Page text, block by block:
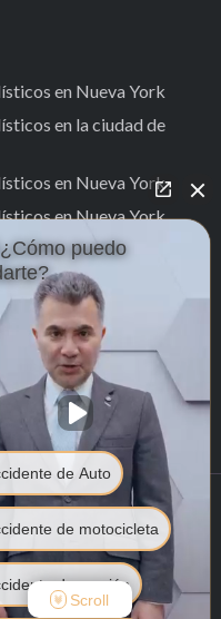
en Nueva York
en la ciudad de
en Nueva York
en Nueva York
en Nueva York.
en Nueva York
personales
de peatones
todos los derechos.
by Clectiq
fines informativos
debe interpretarse como
puedo
de Auto
de motocicleta
de camión
Scroll